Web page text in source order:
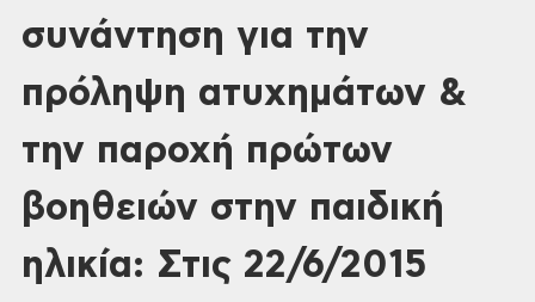
συνάντηση για την
πρόληψη ατυχημάτων &
την παροχή πρώτων
βοηθειών στην παιδική
ηλικία: Στις 22/6/2015